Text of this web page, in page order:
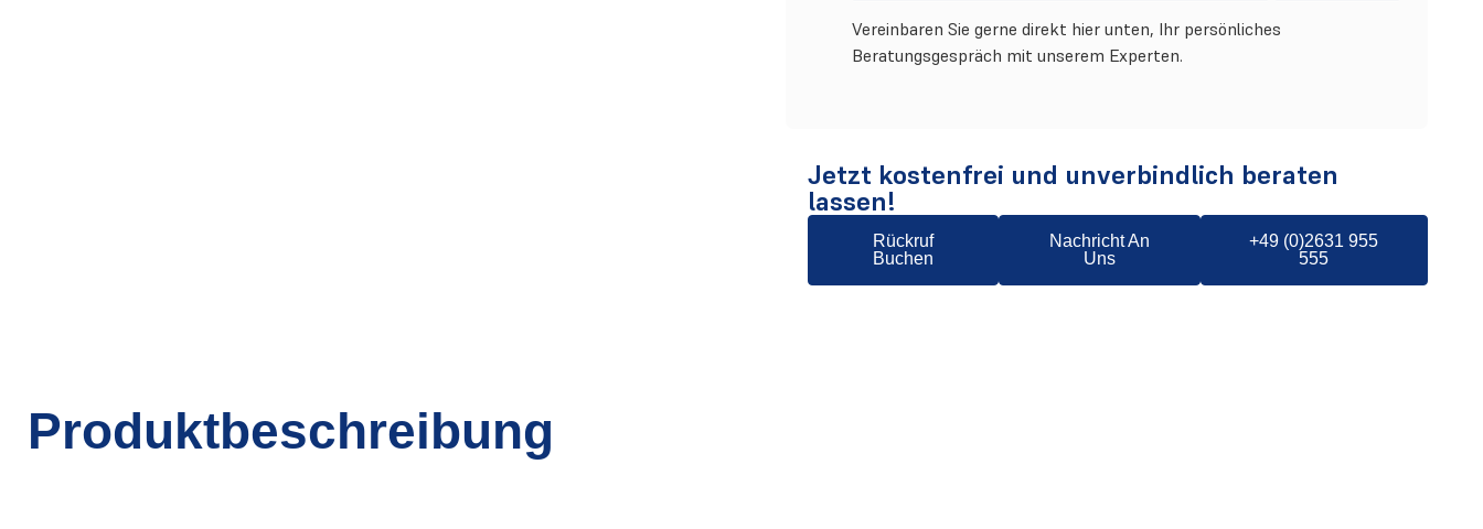
Vereinbaren Sie gerne direkt hier unten, Ihr persönliches
Beratungsgespräch mit unserem Experten.
Jetzt kostenfrei und unverbindlich beraten
lassen!
Rückruf
Buchen
Nachricht An
Uns
+49 (0)2631 955
555
Produktbeschreibung